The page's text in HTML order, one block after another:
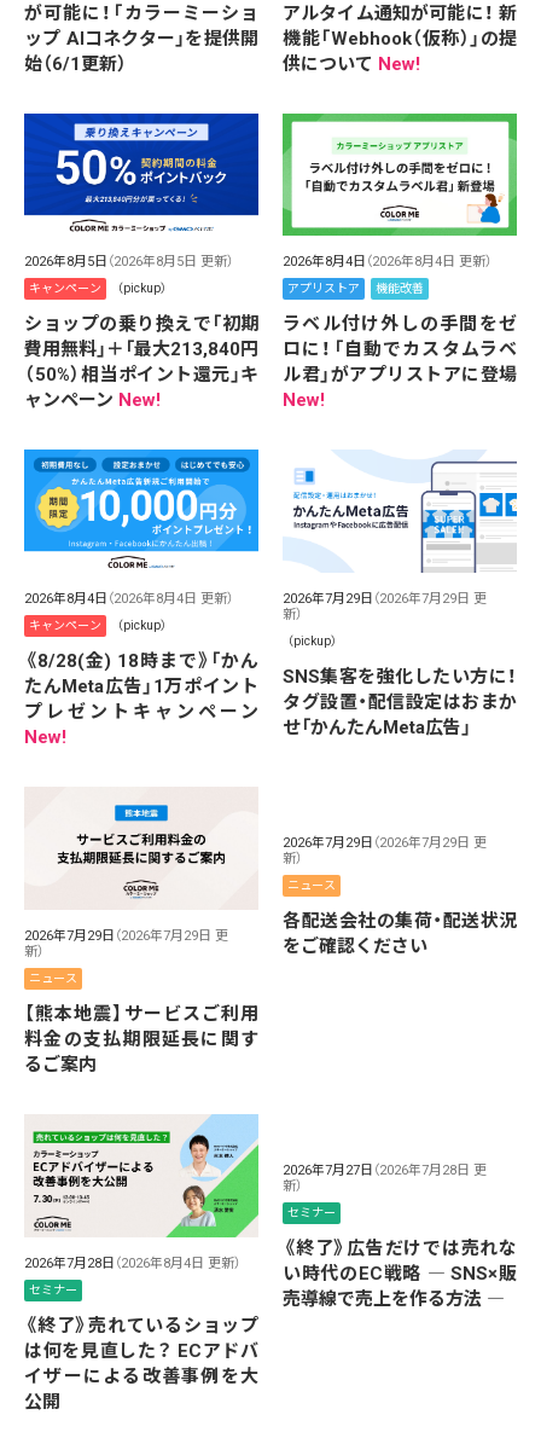
が可能に！「カラーミーショ
ップ AIコネクター」を提供開
始（6/1更新）
アルタイム通知が可能に！ 新
機能「Webhook（仮称）」の提
供について New!
2026年8月5日 （2026年8月5日 更新）
キャンペーン （pickup）
ショップの乗り換えで「初期
費用無料」＋「最大213,840円
（50%）相当ポイント還元」キ
ャンペーン New!
2026年8月4日 （2026年8月4日 更新）
アプリストア 機能改善
ラベル付け外しの手間をゼ
ロに！「自動でカスタムラベ
ル君」がアプリストアに登場
New!
2026年8月4日 （2026年8月4日 更新）
キャンペーン （pickup）
《8/28(金) 18時まで》「かん
たんMeta広告」1万ポイント
プレゼントキャンペーン
New!
2026年7月29日 （2026年7月29日 更
新）
（pickup）
SNS集客を強化したい方に！
タグ設置・配信設定はおまか
せ「かんたんMeta広告」
2026年7月29日 （2026年7月29日 更
新）
ニュース
【熊本地震】サービスご利用
料金の支払期限延長に関す
るご案内
2026年7月29日 （2026年7月29日 更
新）
ニュース
各配送会社の集荷・配送状況
をご確認ください
2026年7月28日 （2026年8月4日 更新）
セミナー
《終了》売れているショップ
は何を見直した？ ECアドバ
イザーによる改善事例を大
公開
2026年7月27日 （2026年7月28日 更
新）
セミナー
《終了》広告だけでは売れな
い時代のEC戦略 ― SNS×販
売導線で売上を作る方法 ―